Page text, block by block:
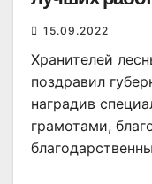
15.09.2022
Хранителей
поздравил
наградив
грамотами,